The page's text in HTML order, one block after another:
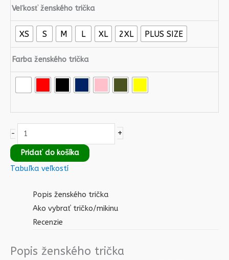
Veľkosť ženského trička
XS S M L XL 2XL PLUS SIZE
Farba ženského trička
- +
Pridať do košíka
Tabuľka veľkostí
Popis ženského trička
Ako vybrať tričko/mikinu
Recenzie
Popis ženského trička